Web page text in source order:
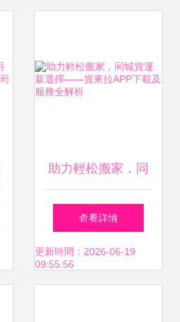
助力輕松搬家，同
城貨運新選擇——
貨來拉APP下載及
查看詳情
更新時間：2026-06-19
09:55:56